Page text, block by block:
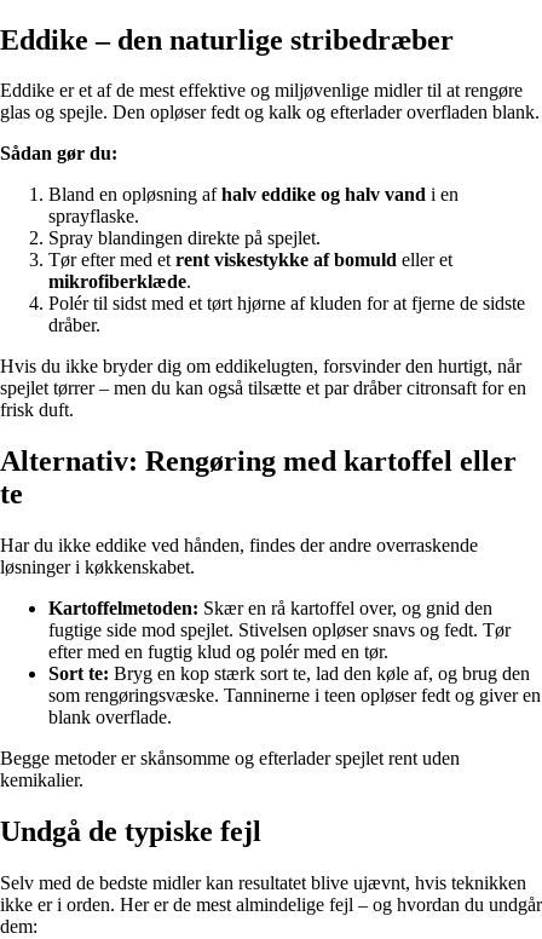
Eddike – den naturlige stribedræber
Eddike er et af de mest effektive og miljøvenlige midler til at rengøre
glas og spejle. Den opløser fedt og kalk og efterlader overfladen blank.
Sådan gør du:
Bland en opløsning afhalv eddike og halv vand i en
sprayflaske.
Spray blandingen direkte på spejlet.
Tør efter med etrent viskestykke af bomuld eller et
mikrofiberklæde.
Polér til sidst med et tørt hjørne af kluden for at fjerne de sidste
dråber.
Hvis du ikke bryder dig om eddikelugten, forsvinder den hurtigt, når
spejlet tørrer – men du kan også tilsætte et par dråber citronsaft for en
frisk duft.
Alternativ: Rengøring med kartoffel eller
te
Har du ikke eddike ved hånden, findes der andre overraskende
løsninger i køkkenskabet.
Kartoffelmetoden: Skær en rå kartoffel over, og gnid den
fugtige side mod spejlet. Stivelsen opløser snavs og fedt. Tør
efter med en fugtig klud og polér med en tør.
Sort te: Bryg en kop stærk sort te, lad den køle af, og brug den
som rengøringsvæske. Tanninerne i teen opløser fedt og giver en
blank overflade.
Begge metoder er skånsomme og efterlader spejlet rent uden
kemikalier.
Undgå de typiske fejl
Selv med de bedste midler kan resultatet blive ujævnt, hvis teknikken
ikke er i orden. Her er de mest almindelige fejl – og hvordan du undgår
dem: